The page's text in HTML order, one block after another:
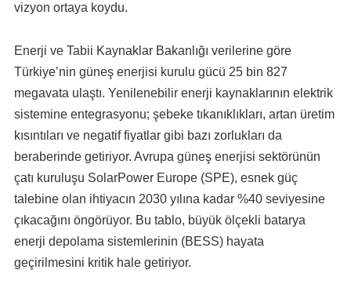
vizyon ortaya koydu.
Enerji ve Tabii Kaynaklar Bakanlığı verilerine göre
Türkiye’nin güneş enerjisi kurulu gücü 25 bin 827
megavata ulaştı. Yenilenebilir enerji kaynaklarının elektrik
sistemine entegrasyonu; şebeke tıkanıklıkları, artan üretim
kısıntıları ve negatif fiyatlar gibi bazı zorlukları da
beraberinde getiriyor. Avrupa güneş enerjisi sektörünün
çatı kuruluşu SolarPower Europe (SPE), esnek güç
talebine olan ihtiyacın 2030 yılına kadar %40 seviyesine
çıkacağını öngörüyor. Bu tablo, büyük ölçekli batarya
enerji depolama sistemlerinin (BESS) hayata
geçirilmesini kritik hale getiriyor.